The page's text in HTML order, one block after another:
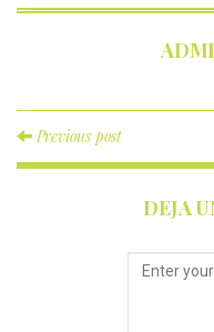
Previous post
DEJA